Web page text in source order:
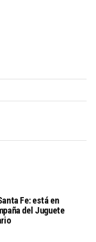
Fe: está en
del Juguete